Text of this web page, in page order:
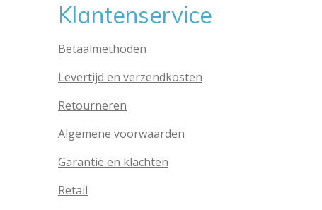
Klantenservice
Betaalmethoden
Levertijd en verzendkosten
Retourneren
Algemene voorwaarden
Garantie en klachten
Retail